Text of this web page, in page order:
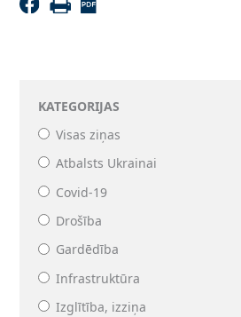
KATEGORIJAS
Visas ziņas
Atbalsts Ukrainai
Covid-19
Drošība
Gardēdība
Infrastruktūra
Izglītība, izziņa